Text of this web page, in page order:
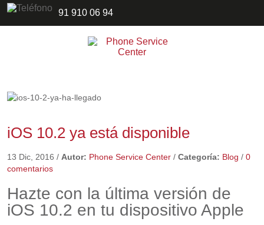
91 910 06 94
iOS 10.2 ya está disponible
13 Dic, 2016 / Autor: Phone Service Center/ Categoría: Blog / 0
comentarios
Hazte con la última versión de
iOS 10.2 en tu dispositivo Apple